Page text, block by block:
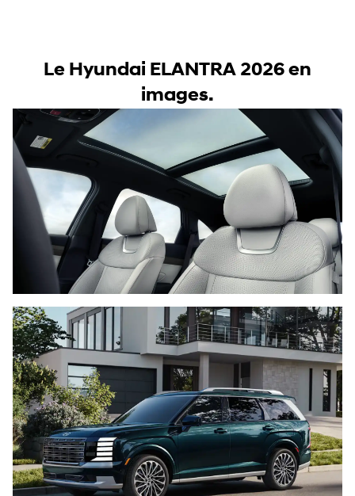
Le Hyundai ELANTRA 2026 en
images.